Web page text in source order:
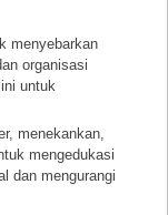
menyebarkan
organisasi
untuk
menekankan,
mengedukasi
dan mengurangi